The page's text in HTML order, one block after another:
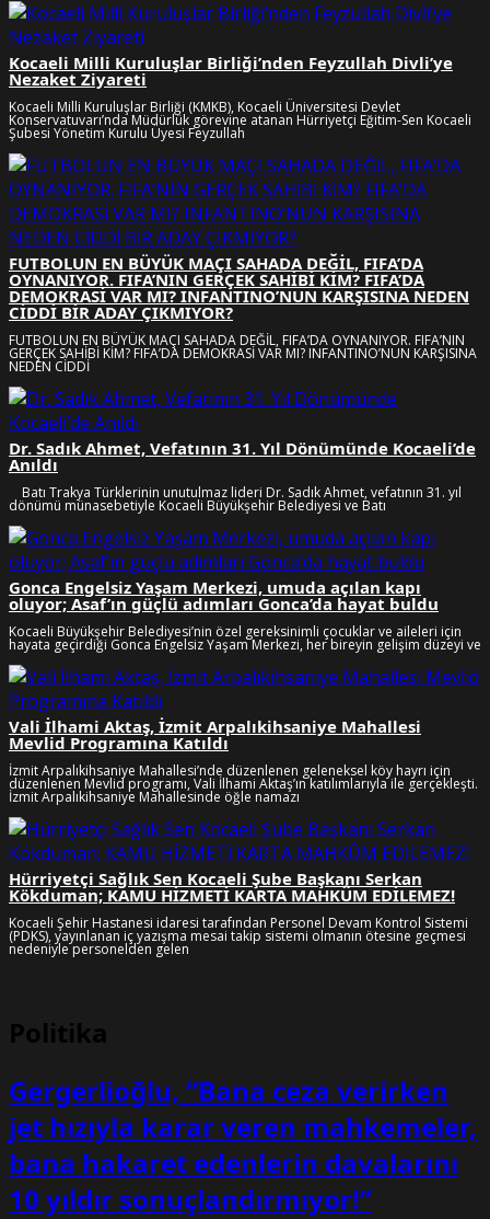
Kocaeli Milli Kuruluşlar Birliği’nden Feyzullah Divli’ye
Nezaket Ziyareti
Kocaeli Milli Kuruluşlar Birliği (KMKB), Kocaeli Üniversitesi Devlet
Konservatuvarı’nda Müdürlük görevine atanan Hürriyetçi Eğitim-Sen Kocaeli
Şubesi Yönetim Kurulu Üyesi Feyzullah
FUTBOLUN EN BÜYÜK MAÇI SAHADA DEĞİL, FIFA’DA
OYNANIYOR. FIFA’NIN GERÇEK SAHİBİ KİM? FIFA’DA
DEMOKRASİ VAR MI? INFANTINO’NUN KARŞISINA NEDEN
CİDDİ BİR ADAY ÇIKMIYOR?
FUTBOLUN EN BÜYÜK MAÇI SAHADA DEĞİL, FIFA’DA OYNANIYOR. FIFA’NIN
GERÇEK SAHİBİ KİM? FIFA’DA DEMOKRASİ VAR MI? INFANTINO’NUN KARŞISINA
NEDEN CİDDİ
Dr. Sadık Ahmet, Vefatının 31. Yıl Dönümünde Kocaeli’de
Anıldı
Batı Trakya Türklerinin unutulmaz lideri Dr. Sadık Ahmet, vefatının 31. yıl
dönümü münasebetiyle Kocaeli Büyükşehir Belediyesi ve Batı
Gonca Engelsiz Yaşam Merkezi, umuda açılan kapı
oluyor; Asaf’ın güçlü adımları Gonca’da hayat buldu
Kocaeli Büyükşehir Belediyesi’nin özel gereksinimli çocuklar ve aileleri için
hayata geçirdiği Gonca Engelsiz Yaşam Merkezi, her bireyin gelişim düzeyi ve
Vali İlhami Aktaş, İzmit Arpalıkihsaniye Mahallesi
Mevlid Programına Katıldı
İzmit Arpalıkihsaniye Mahallesi’nde düzenlenen geleneksel köy hayrı için
düzenlenen Mevlid programı, Vali İlhami Aktaş’ın katılımlarıyla ile gerçekleşti.
İzmit Arpalıkihsaniye Mahallesinde öğle namazı
Hürriyetçi Sağlık Sen Kocaeli Şube Başkanı Serkan
Kökduman; KAMU HİZMETİ KARTA MAHKÛM EDİLEMEZ!
Kocaeli Şehir Hastanesi idaresi tarafından Personel Devam Kontrol Sistemi
(PDKS), yayınlanan iç yazışma mesai takip sistemi olmanın ötesine geçmesi
nedeniyle personelden gelen
Politika
Gergerlioğlu, “Bana ceza verirken
jet hızıyla karar veren mahkemeler,
bana hakaret edenlerin davalarını
10 yıldır sonuçlandırmıyor!”